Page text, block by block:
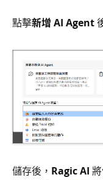
點擊新增 AI Agent
儲存後， Ragic AI